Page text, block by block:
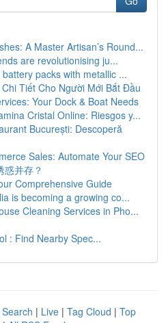
A Master Artisan’s Round...
are revolutionising ju...
packs with metallic ...
Tiết Cho Người Mới Bắt Đầu
Your Dock & Boat Needs
Cristal Online: Riesgos y...
București: Descoperă
Sales: Automate Your SEO
惑并存？
Comprehensive Guide
is becoming a growing co...
Cleaning Services in Pho...
: Find Nearby Spec...
| Live | Tag Cloud | Top